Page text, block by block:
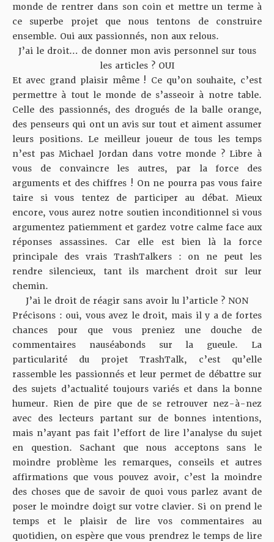
monde de rentrer dans son coin et mettre un terme à
ce superbe projet que nous tentons de construire
ensemble. Oui aux passionnés, non aux relous.
J’ai le droit… de donner mon avis personnel sur tous
les articles ? OUI
Et avec grand plaisir même ! Ce qu’on souhaite, c’est
permettre à tout le monde de s’asseoir à notre table.
Celle des passionnés, des drogués de la balle orange,
des penseurs qui ont un avis sur tout et aiment assumer
leurs positions. Le meilleur joueur de tous les temps
n’est pas Michael Jordan dans votre monde ? Libre à
vous de convaincre les autres, par la force des
arguments et des chiffres ! On ne pourra pas vous faire
taire si vous tentez de participer au débat. Mieux
encore, vous aurez notre soutien inconditionnel si vous
argumentez patiemment et gardez votre calme face aux
réponses assassines. Car elle est bien là la force
principale des vrais TrashTalkers : on ne peut les
rendre silencieux, tant ils marchent droit sur leur
chemin.
J’ai le droit de réagir sans avoir lu l’article ? NON
Précisons : oui, vous avez le droit, mais il y a de fortes
chances pour que vous preniez une douche de
commentaires nauséabonds sur la gueule. La
particularité du projet TrashTalk, c’est qu’elle
rassemble les passionnés et leur permet de débattre sur
des sujets d’actualité toujours variés et dans la bonne
humeur. Rien de pire que de se retrouver nez-à-nez
avec des lecteurs partant sur de bonnes intentions,
mais n’ayant pas fait l’effort de lire l’analyse du sujet
en question. Sachant que nous acceptons sans le
moindre problème les remarques, conseils et autres
affirmations que vous pouvez avoir, c’est la moindre
des choses que de savoir de quoi vous parlez avant de
poser le moindre doigt sur votre clavier. Si on prend le
temps et le plaisir de lire vos commentaires au
quotidien, on espère que vous prendrez le temps de lire